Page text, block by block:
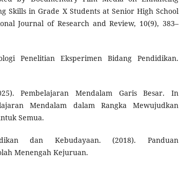
Skills in Grade X Students at Senior High School
Journal of Research and Review, 10(9), 383–
Penelitian Eksperimen Bidang Pendidikan.
Pembelajaran Mendalam Garis Besar. In
Mendalam dalam Rangka Mewujudkan
Semua.
dan Kebudayaan. (2018). Panduan
Menengah Kejuruan.